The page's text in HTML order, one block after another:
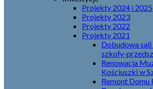
Projekty 2024 i 2025
Projekty 2023
Projekty 2022
Projekty 2021
Dobudowa
szkoły-
Renowacja
Kościuszki w
Remont Domu